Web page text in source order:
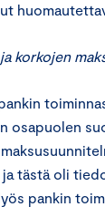
korkojen
osapuolen
tästä oli
pankin